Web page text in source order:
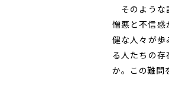
そのような
憎悪と不信感
健な人々が歩
る人たちの
か。この難問